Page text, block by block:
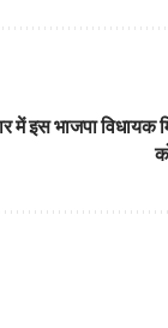
में इस भाजपा